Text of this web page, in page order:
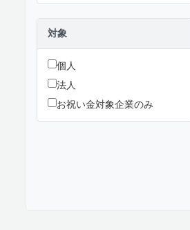
対象
個人
法人
お祝い金対象企業のみ